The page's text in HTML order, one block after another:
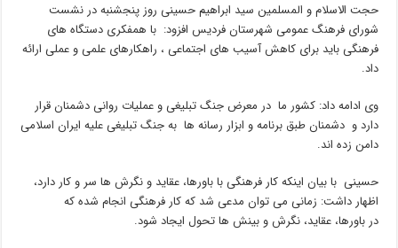
حجت الاسلام و المسلمین سید ابراهیم حسینی روز پنجشنبه در نشست
شورای فرهنگ عمومی شهرستان فردیس افزود: با همفکری دستگاه های
فرهنگی باید برای کاهش آسیب های اجتماعی ، راهکارهای علمی و عملی ارائه
داد.
وی ادامه داد: کشور ما در معرض جنگ تبلیغی و عملیات روانی دشمنان قرار
دارد و دشمنان طبق برنامه و ابزار رسانه ها به جنگ تبلیغی علیه ایران اسلامی
دامن زده اند.
حسینی با بیان اینکه کار فرهنگی با باورها، عقاید و نگرش ها سر و کار دارد،
اظهار داشت: زمانی می توان مدعی شد که کار فرهنگی انجام شده که
در باورها، عقاید، نگرش و بینش ها تحول ایجاد شود.